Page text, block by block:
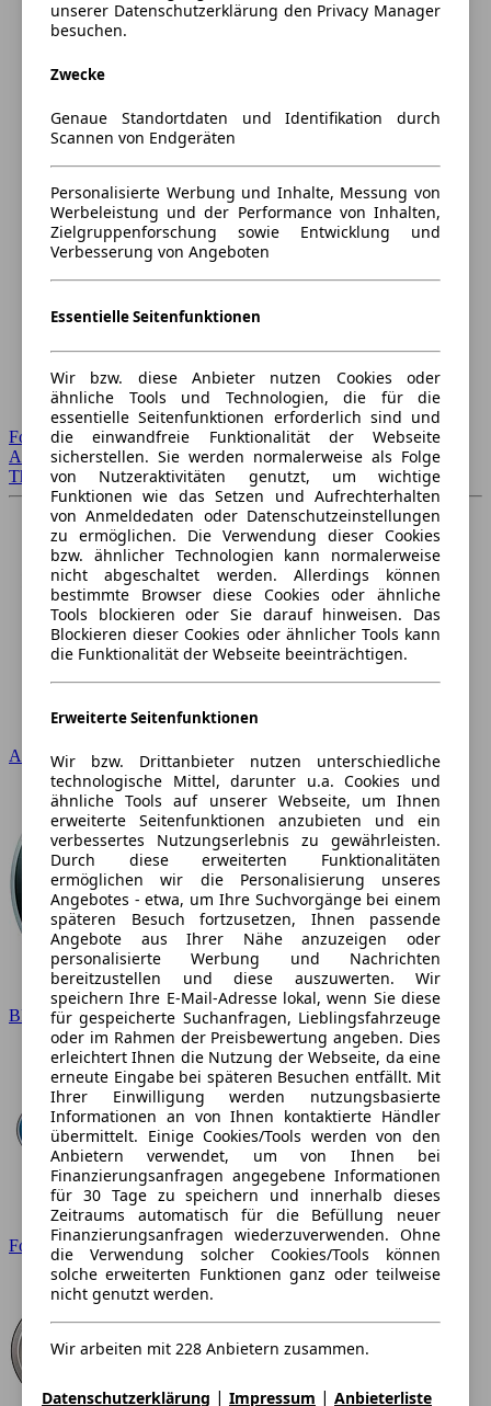
Forum Startseite
Alle Auto-Foren
Themen-Forum
Audi
BMW
Ford
unserer Datenschutzerklärung den Privacy Manager
besuchen.
Zwecke
Genaue Standortdaten und Identifikation durch
Scannen von Endgeräten
Personalisierte Werbung und Inhalte, Messung von
Werbeleistung und der Performance von Inhalten,
Zielgruppenforschung sowie Entwicklung und
Verbesserung von Angeboten
Essentielle Seitenfunktionen
Wir bzw. diese Anbieter nutzen Cookies oder
ähnliche Tools und Technologien, die für die
essentielle Seitenfunktionen erforderlich sind und
die einwandfreie Funktionalität der Webseite
sicherstellen. Sie werden normalerweise als Folge
von Nutzeraktivitäten genutzt, um wichtige
Funktionen wie das Setzen und Aufrechterhalten
von Anmeldedaten oder Datenschutzeinstellungen
zu ermöglichen. Die Verwendung dieser Cookies
bzw. ähnlicher Technologien kann normalerweise
nicht abgeschaltet werden. Allerdings können
bestimmte Browser diese Cookies oder ähnliche
Tools blockieren oder Sie darauf hinweisen. Das
Blockieren dieser Cookies oder ähnlicher Tools kann
die Funktionalität der Webseite beeinträchtigen.
Erweiterte Seitenfunktionen
Wir bzw. Drittanbieter nutzen unterschiedliche
technologische Mittel, darunter u.a. Cookies und
ähnliche Tools auf unserer Webseite, um Ihnen
erweiterte Seitenfunktionen anzubieten und ein
verbessertes Nutzungserlebnis zu gewährleisten.
Durch diese erweiterten Funktionalitäten
ermöglichen wir die Personalisierung unseres
Angebotes - etwa, um Ihre Suchvorgänge bei einem
späteren Besuch fortzusetzen, Ihnen passende
Angebote aus Ihrer Nähe anzuzeigen oder
personalisierte Werbung und Nachrichten
bereitzustellen und diese auszuwerten. Wir
speichern Ihre E-Mail-Adresse lokal, wenn Sie diese
für gespeicherte Suchanfragen, Lieblingsfahrzeuge
oder im Rahmen der Preisbewertung angeben. Dies
erleichtert Ihnen die Nutzung der Webseite, da eine
erneute Eingabe bei späteren Besuchen entfällt. Mit
Ihrer Einwilligung werden nutzungsbasierte
Informationen an von Ihnen kontaktierte Händler
übermittelt. Einige Cookies/Tools werden von den
Anbietern verwendet, um von Ihnen bei
Finanzierungsanfragen angegebene Informationen
für 30 Tage zu speichern und innerhalb dieses
Zeitraums automatisch für die Befüllung neuer
Finanzierungsanfragen wiederzuverwenden. Ohne
die Verwendung solcher Cookies/Tools können
solche erweiterten Funktionen ganz oder teilweise
nicht genutzt werden.
Wir arbeiten mit 228 Anbietern zusammen.
Datenschutzerklärung | Impressum | Anbieterliste